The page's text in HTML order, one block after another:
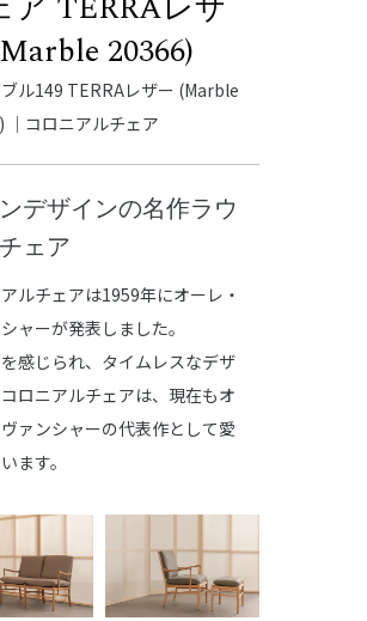
20366)
ル149 TERRAレザー (Marble
｜コロニアルチェア
デザインの名作ラウ
ェア
ルチェアは1959年にオーレ・
ャーが発表しました。
感じられ、タイムレスなデザ
ロニアルチェアは、現在もオ
ァンシャーの代表作として愛
ます。